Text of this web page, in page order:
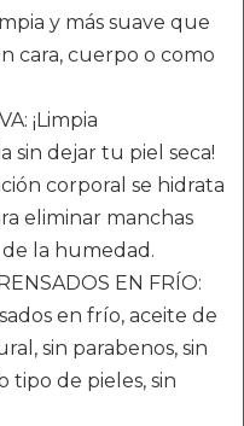
y más suave que
cara, cuerpo o como
¡Limpia
sin dejar tu piel seca!
corporal se hidrata
eliminar manchas
la humedad.
EN FRÍO:
en frío, aceite de
sin parabenos, sin
tipo de pieles, sin